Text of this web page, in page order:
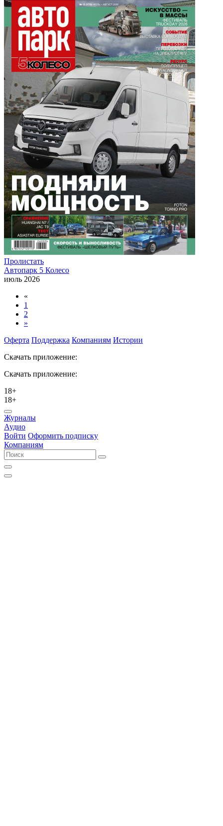
Пролистать
Автопарк 5 Колесо
июль 2026
«
1
2
»
Оферта Поддержка Компаниям Истории
Скачать приложение:
Скачать приложение:
18+
18+
Журналы
Аудио
Войти Оформить подписку
Компаниям